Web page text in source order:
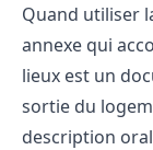
Quand utiliser
annexe qui
lieux est un
sortie du
description